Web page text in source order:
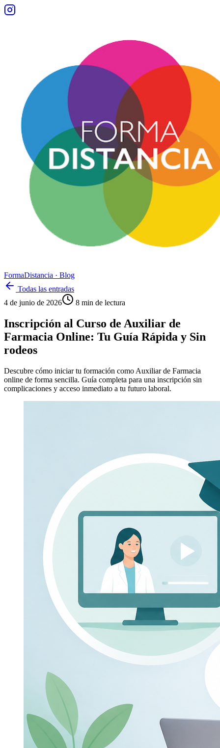
FormaDistancia · Blog
Todas las entradas
4 de junio de 2026
8 min de lectura
Inscripción al Curso de Auxiliar de
Farmacia Online: Tu Guía Rápida y Sin
rodeos
Descubre cómo iniciar tu formación como Auxiliar de Farmacia
online de forma sencilla. Guía completa para una inscripción sin
complicaciones y acceso inmediato a tu futuro laboral.